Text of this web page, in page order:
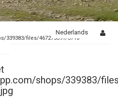
files/467275391/3710-
Nederlands
shops/339383/